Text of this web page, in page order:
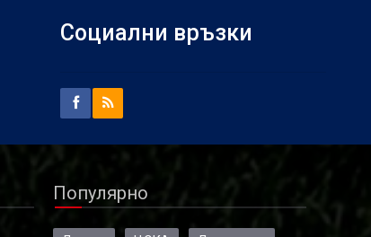
Социални връзки
Популярно